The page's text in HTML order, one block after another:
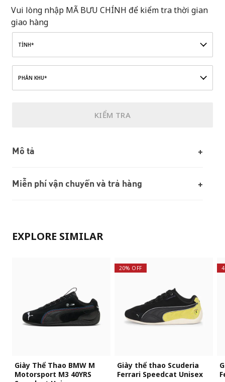
Vui lòng nhập MÃ BƯU CHÍNH để kiểm tra thời gian
giao hàng
TỈNH*
PHÂN KHU*
KIỂM TRA
Mô tả
Miễn phí vận chuyển và trả hàng
EXPLORE SIMILAR
Giày Thể Thao BMW M
Motorsport M3 40YRS
20% OFF
Giày thể thao Scuderia
Ferrari Speedcat Unisex